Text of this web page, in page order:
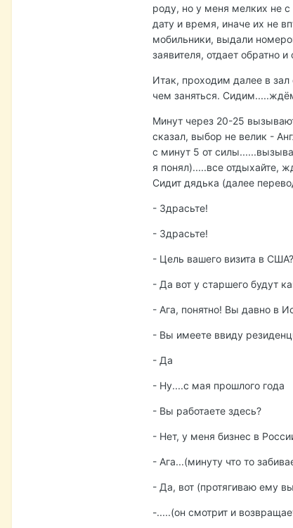
роду, но у меня мелких не
дату и время, иначе их не
мобильники, выдали
заявителя, отдает обратно
Итак, проходим далее в
чем заняться.
Минут через 20-25
сказал, выбор не велик -
с минут 5 от
я понял).....все отдыхайте,
Сидит дядька (далее
- Здрасьте!
- Здрасьте!
- Цель вашего визита в США?
- Да вот у старшего будут
- Ага, понятно! Вы давно в
- Вы имеете ввиду
- Да
- Ну....с мая прошлого года
- Вы работаете здесь?
- Нет, у меня бизнес в
- Ага...(минуту что то
- Да, вот (протягиваю ему
-.....(он смотрит и